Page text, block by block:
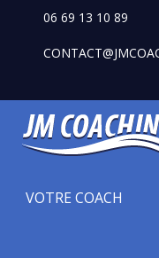
06 69 13 10 89
VOTRE COACH